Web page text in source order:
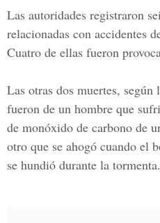
Las autoridades registraron
relacionadas con accidentes
Cuatro de ellas fueron
Las otras dos muertes, según
fueron de un hombre que
de monóxido de carbono de
otro que se ahogó cuando el
se hundió durante la tormenta.